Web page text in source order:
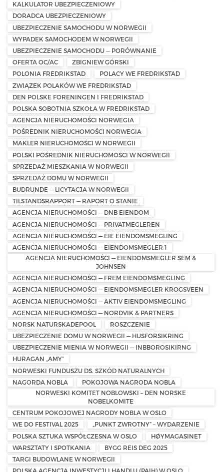
KALKULATOR UBEZPIECZENIOWY
DORADCA UBEZPIECZENIOWY
UBEZPIECZENIE SAMOCHODU W NORWEGII
WYPADEK SAMOCHODEM W NORWEGII
UBEZPIECZENIE SAMOCHODU — PORÓWNANIE
OFERTA OC/AC
ZBIGNIEW GÓRSKI
POLONIA FREDRIKSTAD
POLACY WE FREDRIKSTAD
ZWIĄZEK POLAKÓW WE FREDRIKSTAD
DEN POLSKE FORENINGEN I FREDRIKSTAD
POLSKA SOBOTNIA SZKOŁA W FREDRIKSTAD
AGENCJA NIERUCHOMOŚCI NORWEGIA
POŚREDNIK NIERUCHOMOŚCI NORWEGIA
MAKLER NIERUCHOMOŚCI W NORWEGII
POLSKI POŚREDNIK NIERUCHOMOŚCI W NORWEGII
SPRZEDAŻ MIESZKANIA W NORWEGII
SPRZEDAŻ DOMU W NORWEGII
BUDRUNDE — LICYTACJA W NORWEGII
TILSTANDSRAPPORT — RAPORT O STANIE
AGENCJA NIERUCHOMOŚCI — DNB EIENDOM
AGENCJA NIERUCHOMOŚCI — PRIVATMEGLEREN
AGENCJA NIERUCHOMOŚCI — EIE EIENDOMSMEGLING
AGENCJA NIERUCHOMOŚCI — EIENDOMSMEGLER 1
AGENCJA NIERUCHOMOŚCI — EIENDOMSMEGLER SEM &
JOHNSEN
AGENCJA NIERUCHOMOŚCI — FREM EIENDOMSMEGLING
AGENCJA NIERUCHOMOŚCI — EIENDOMSMEGLER KROGSVEEN
AGENCJA NIERUCHOMOŚCI — AKTIV EIENDOMSMEGLING
AGENCJA NIERUCHOMOŚCI — NORDVIK & PARTNERS
NORSK NATURSKADEPOOL
ROSZCZENIE
UBEZPIECZENIE DOMU W NORWEGII — HUSFORSIKRING
UBEZPIECZENIE MIENIA W NORWEGII — INBBOROSIKIRNG
HURAGAN „AMY”
NORWESKI FUNDUSZU DS. SZKÓD NATURALNYCH
NAGORDA NOBLA
POKOJOWA NAGRODA NOBLA
NORWESKI KOMITET NOBLOWSKI – DEN NORSKE
NOBELKOMITE
CENTRUM POKOJOWEJ NAGRODY NOBLA W OSLO
WE DO FESTIVAL 2025
„PUNKT ZWROTNY” – WYDARZENIE
POLSKA SZTUKA WSPÓŁCZESNA W OSLO
HØYMAGASINET
WARSZTATY I SPOTKANIA
BYGG REIS DEG 2025
TARGI BUDOWLANE W NORWEGII
POLSKA AGENCJA INWESTYCJI I HANDLU (PAIH) W OSLO